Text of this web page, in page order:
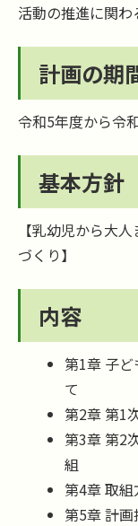
活動の推進に関
計画の期
令和5年度から令
基本方針
【乳幼児から大
づくり】
内容
第1章 子
て
第2章 第1
第3章 第2
組
第4章 取
第5章 計